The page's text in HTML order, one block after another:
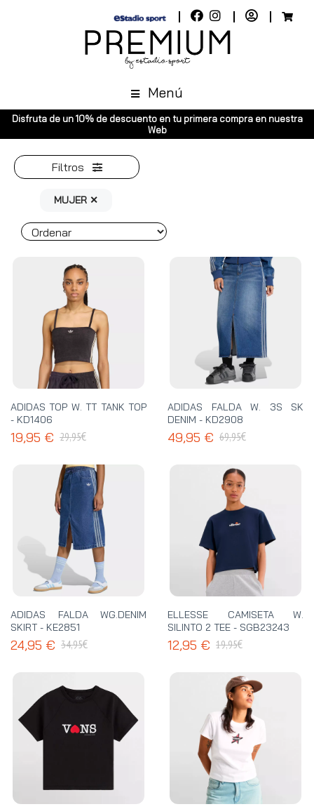
Menú
en tu primera compra en nuestra
Envíos gratuitos a toda
Filtros
MUJER ✕
ADIDAS TOP W. TT TANK TOP
- KD1406
19,95 € 29,95€
ADIDAS FALDA W. 3S SK
DENIM - KD2908
49,95 € 69,95€
ADIDAS FALDA WG.DENIM
SKIRT - KE2851
24,95 € 34,95€
ELLESSE CAMISETA W.
SILINTO 2 TEE - SGB23243
12,95 € 19,95€